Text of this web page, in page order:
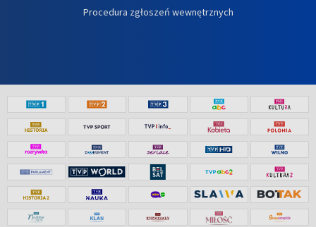
Procedura zgłoszeń wewnętrznych